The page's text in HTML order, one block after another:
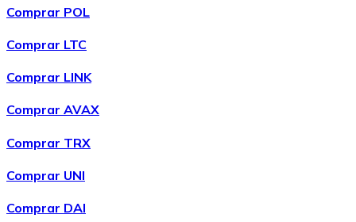
ComprarWrapped Bitcoin
ComprarAvalanche
Comprar POL
Comprar LTC
Comprar LINK
Comprar AVAX
Comprar TRX
Comprar UNI
Comprar DAI